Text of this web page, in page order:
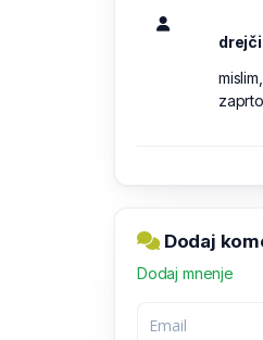
drejči
Dodaj
Dodaj mnenje